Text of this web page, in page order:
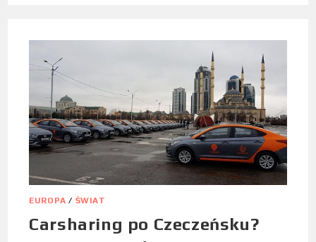
EUROPA / ŚWIAT
Carsharing po Czeczeńsku?